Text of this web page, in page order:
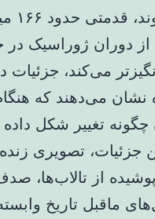
دوران ژوراسیک
می‌کند،
نشان می‌دهند که
تغییر شکل
این جزئیات، تصویری
از تالاب‌ها،
ماقبل تاریخ